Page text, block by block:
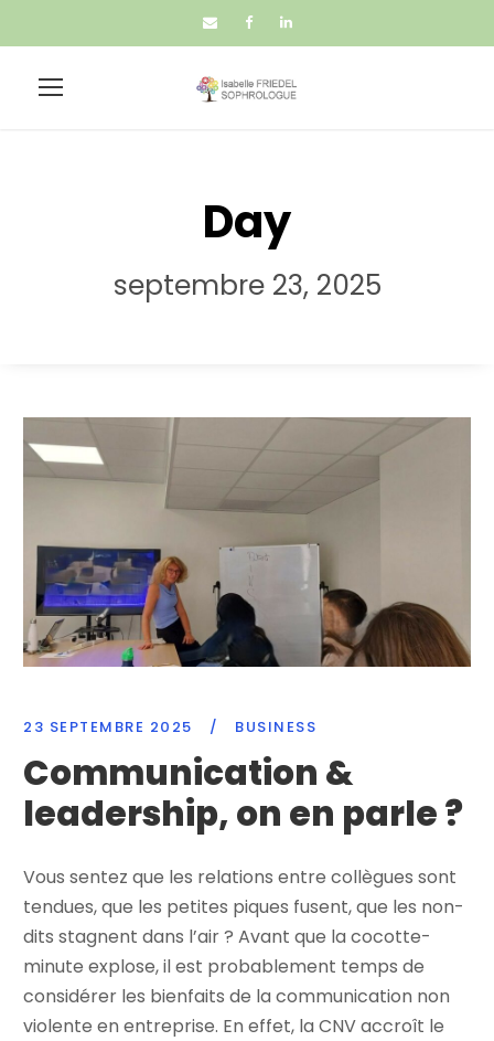
Day
septembre 23, 2025
23 SEPTEMBRE 2025 / BUSINESS
Communication &
leadership, on en parle ?
Vous sentez que les relations entre collègues sont
tendues, que les petites piques fusent, que les non-
dits stagnent dans l’air ? Avant que la cocotte-
minute explose, il est probablement temps de
considérer les bienfaits de la communication non
violente en entreprise. En effet, la CNV accroît le